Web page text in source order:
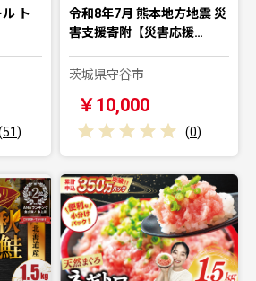
ト
51)
令和8年7月 熊本地方地震 災
害支援寄附【災害応援…
茨城県守谷市
￥10,000
(0)